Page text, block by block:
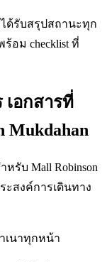
ด้รับสรุปสถานะทุก
อม checklist ที่
อกสารที่
Mukdahan
รับ Mall Robinson
ะสงค์การเดินทาง
เนาทุกหน้า